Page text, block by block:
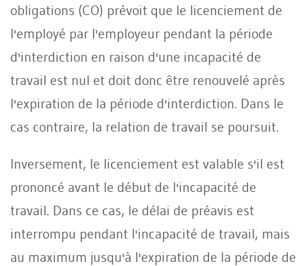
obligations (CO) prévoit que le licenciement de
l'employé par l'employeur pendant la période
d'interdiction en raison d'une incapacité de
travail est nul et doit donc être renouvelé après
l'expiration de la période d'interdiction. Dans le
cas contraire, la relation de travail se poursuit.
Inversement, le licenciement est valable s'il est
prononcé avant le début de l'incapacité de
travail. Dans ce cas, le délai de préavis est
interrompu pendant l'incapacité de travail, mais
au maximum jusqu'à l'expiration de la période de